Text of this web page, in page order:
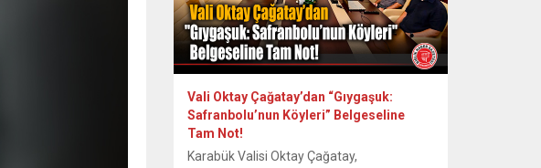
Vali Oktay Çağatay’dan “Gıygaşuk:
Safranbolu’nun Köyleri” Belgeseline
Tam Not!
Karabük Valisi Oktay Çağatay,